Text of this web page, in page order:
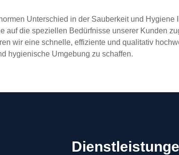
Unterschied in der Sauberkeit und
die speziellen Bedürfnisse unserer Kunden
wir eine schnelle, effiziente und qualitativ
hygienische Umgebung zu schaffen.